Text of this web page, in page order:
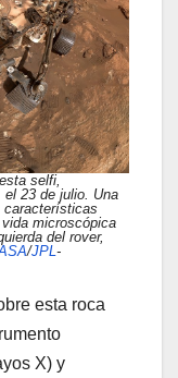
selfi,
23 de julio. Una
características
microscópica
del rover,
/JPL-
esta roca
X) y